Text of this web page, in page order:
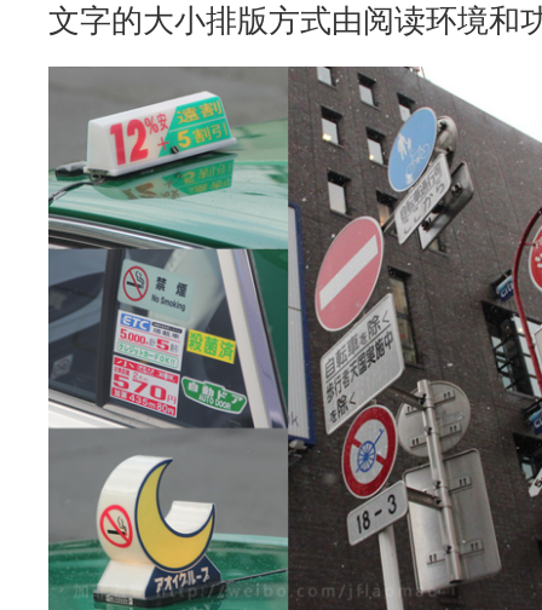
文字的大小排版方式由阅读环境和